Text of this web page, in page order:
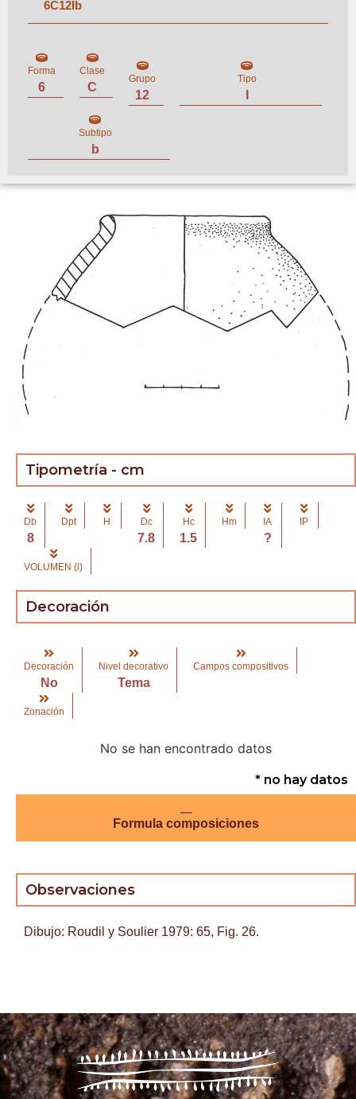
6C12Ib
Forma
6
Clase
C
Grupo
12
Tipo
Subtipo
b
Tipometría - cm
Db
8
Dpt H Dc
7.8
Hc
1.5
Hm IA
?
IP
VOLUMEN (l)
Decoración
Decoración
No
Nivel decorativo
Tema
Campos compositivos
Zonación
No se han encontrado datos
* no hay datos
Formula composiciones
Observaciones
Dibujo: Roudil y Soulier 1979: 65, Fig. 26.